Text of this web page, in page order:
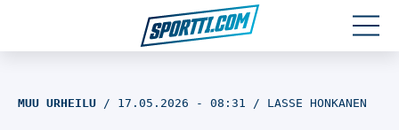
MUU URHEILU 17.05.2026 - 08:31 LASSE HONKANEN